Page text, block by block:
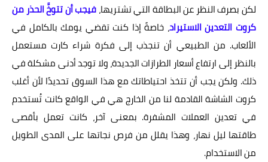
لكن بصرف النظر عن البطاقة التي تشتريها،فيجب أن تتوخَّ الحذر من
كروت التعدين الاستيراد، خاصةً إذا كنت تقضي يومك بالكامل في
الألعاب. من الطبيعي أن تنجذب إلى فكرة شراء كارت مستعمل
بالنظر إلى ارتفاع أسعار الطرازات الجديدة، ولا توجد أدنى مشكلة في
ذلك. ولكن يجب أن تتخذ احتياطاتك مع هذا السوق تحديدًا لأن أغلب
كروت الشاشة القادمة لنا من الخارج هي في الواقع كانت تُستخدم
في تعدين العملات المشفرة. بمعنى آخر، كانت تعمل بأقصى
طاقتها ليل نهار، وهذا يقلل من فرص نجاتها على المدى الطويل
من الاستخدام.